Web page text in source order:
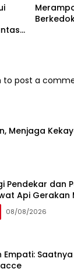
to post a
Menjaga
Pendekar dan
Api Gerakan
08/08/2026
Empati: